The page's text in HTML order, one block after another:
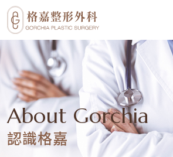
About Gorchia
認識格嘉